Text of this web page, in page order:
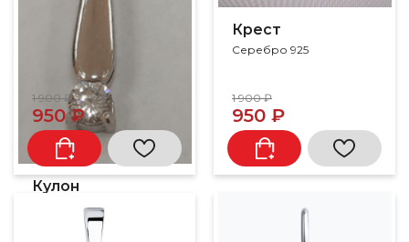
Кулон
Серебро 925, циркон
1 900 ₽
950 ₽
Крест
Серебро 925
1 900 ₽
950 ₽